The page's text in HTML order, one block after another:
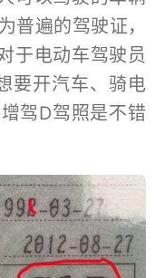
普遍的驾驶证，
于电动车驾驶员
要开汽车、骑电
驾D驾照是不错